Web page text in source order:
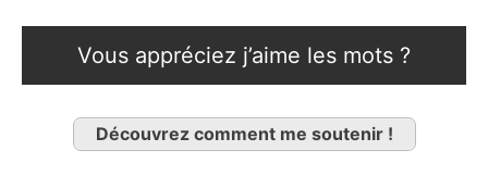
Vous appréciez j’aime les mots ?
Découvrez comment me soutenir !